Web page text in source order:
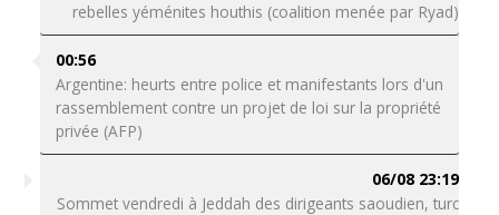
rebelles yéménites houthis (coalition menée par Ryad)
00:56
Argentine: heurts entre police et manifestants lors d'un
rassemblement contre un projet de loi sur la propriété
privée (AFP)
06/08 23:19
Sommet vendredi à Jeddah des dirigeants saoudien, turc